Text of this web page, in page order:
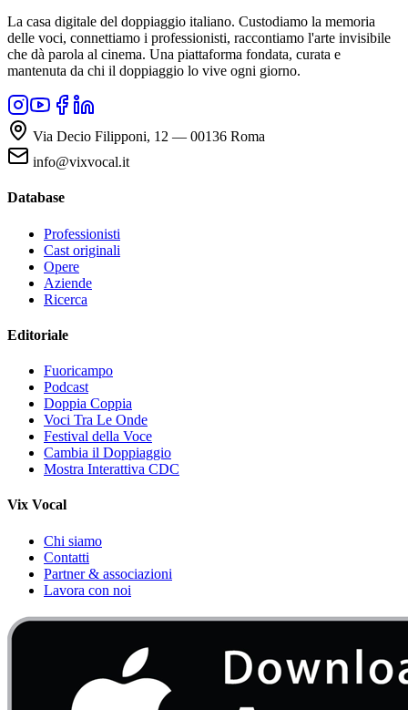
La casa digitale del doppiaggio italiano. Custodiamo la memoria
delle voci, connettiamo i professionisti, raccontiamo l'arte invisibile
che dà parola al cinema. Una piattaforma fondata, curata e
mantenuta da chi il doppiaggio lo vive ogni giorno.
Via Decio Filipponi, 12 — 00136 Roma
info@vixvocal.it
Database
Professionisti
Cast originali
Opere
Aziende
Ricerca
Editoriale
Fuoricampo
Podcast
Doppia Coppia
Voci Tra Le Onde
Festival della Voce
Cambia il Doppiaggio
Mostra Interattiva CDC
Vix Vocal
Chi siamo
Contatti
Partner & associazioni
Lavora con noi